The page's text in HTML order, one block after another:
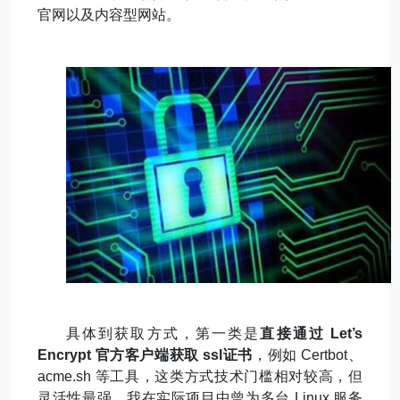
官网以及内容型网站。
具体到获取方式，第一类是直接通过
Let’s
Encrypt 官方客户端获取 ssl 证书 ，例如 Certbot、
acme.sh 等工具，这类方式技术门槛相对较高，但